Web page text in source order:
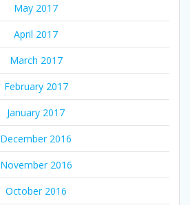
May 2017
April 2017
March 2017
February 2017
January 2017
December 2016
November 2016
October 2016